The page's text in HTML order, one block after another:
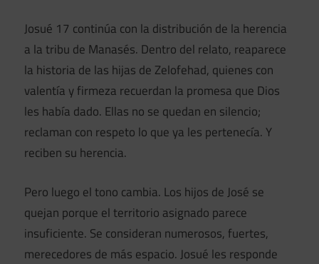
Josué 17 continúa con la distribución de la herencia
a la tribu de Manasés. Dentro del relato, reaparece
la historia de las hijas de Zelofehad, quienes con
valentía y firmeza recuerdan la promesa que Dios
les había dado. Ellas no se quedan en silencio;
reclaman con respeto lo que ya les pertenecía. Y
reciben su herencia.
Pero luego el tono cambia. Los hijos de José se
quejan porque el territorio asignado parece
insuficiente. Se consideran numerosos, fuertes,
merecedores de más espacio. Josué les responde